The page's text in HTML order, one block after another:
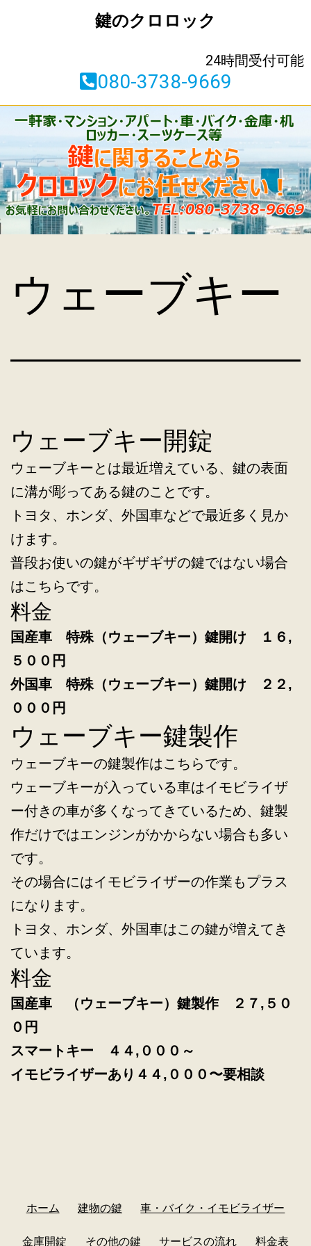
鍵のクロロック
24時間受付可能
080-3738-9669
ウェーブキー
ウェーブキー開錠
ウェーブキーとは最近増えている、鍵の表面
に溝が彫ってある鍵のことです。
トヨタ、ホンダ、外国車などで最近多く見か
けます。
普段お使いの鍵がギザギザの鍵ではない場合
はこちらです。
料金
国産車 特殊（ウェーブキー）鍵開け １６,
５００円
外国車 特殊（ウェーブキー）鍵開け ２２,
０００円
ウェーブキー鍵製作
ウェーブキーの鍵製作はこちらです。
ウェーブキーが入っている車はイモビライザ
ー付きの車が多くなってきているため、鍵製
作だけではエンジンがかからない場合も多い
です。
その場合にはイモビライザーの作業もプラス
になります。
トヨタ、ホンダ、外国車はこの鍵が増えてき
ています。
料金
国産車 （ウェーブキー）鍵製作 ２７,５０
０円
スマートキー ４４,０００～
イモビライザーあり４４, ０００〜要相談
ホーム 建物の鍵 車・バイク・イモビライザー
金庫開錠 その他の鍵 サービスの流れ 料金表